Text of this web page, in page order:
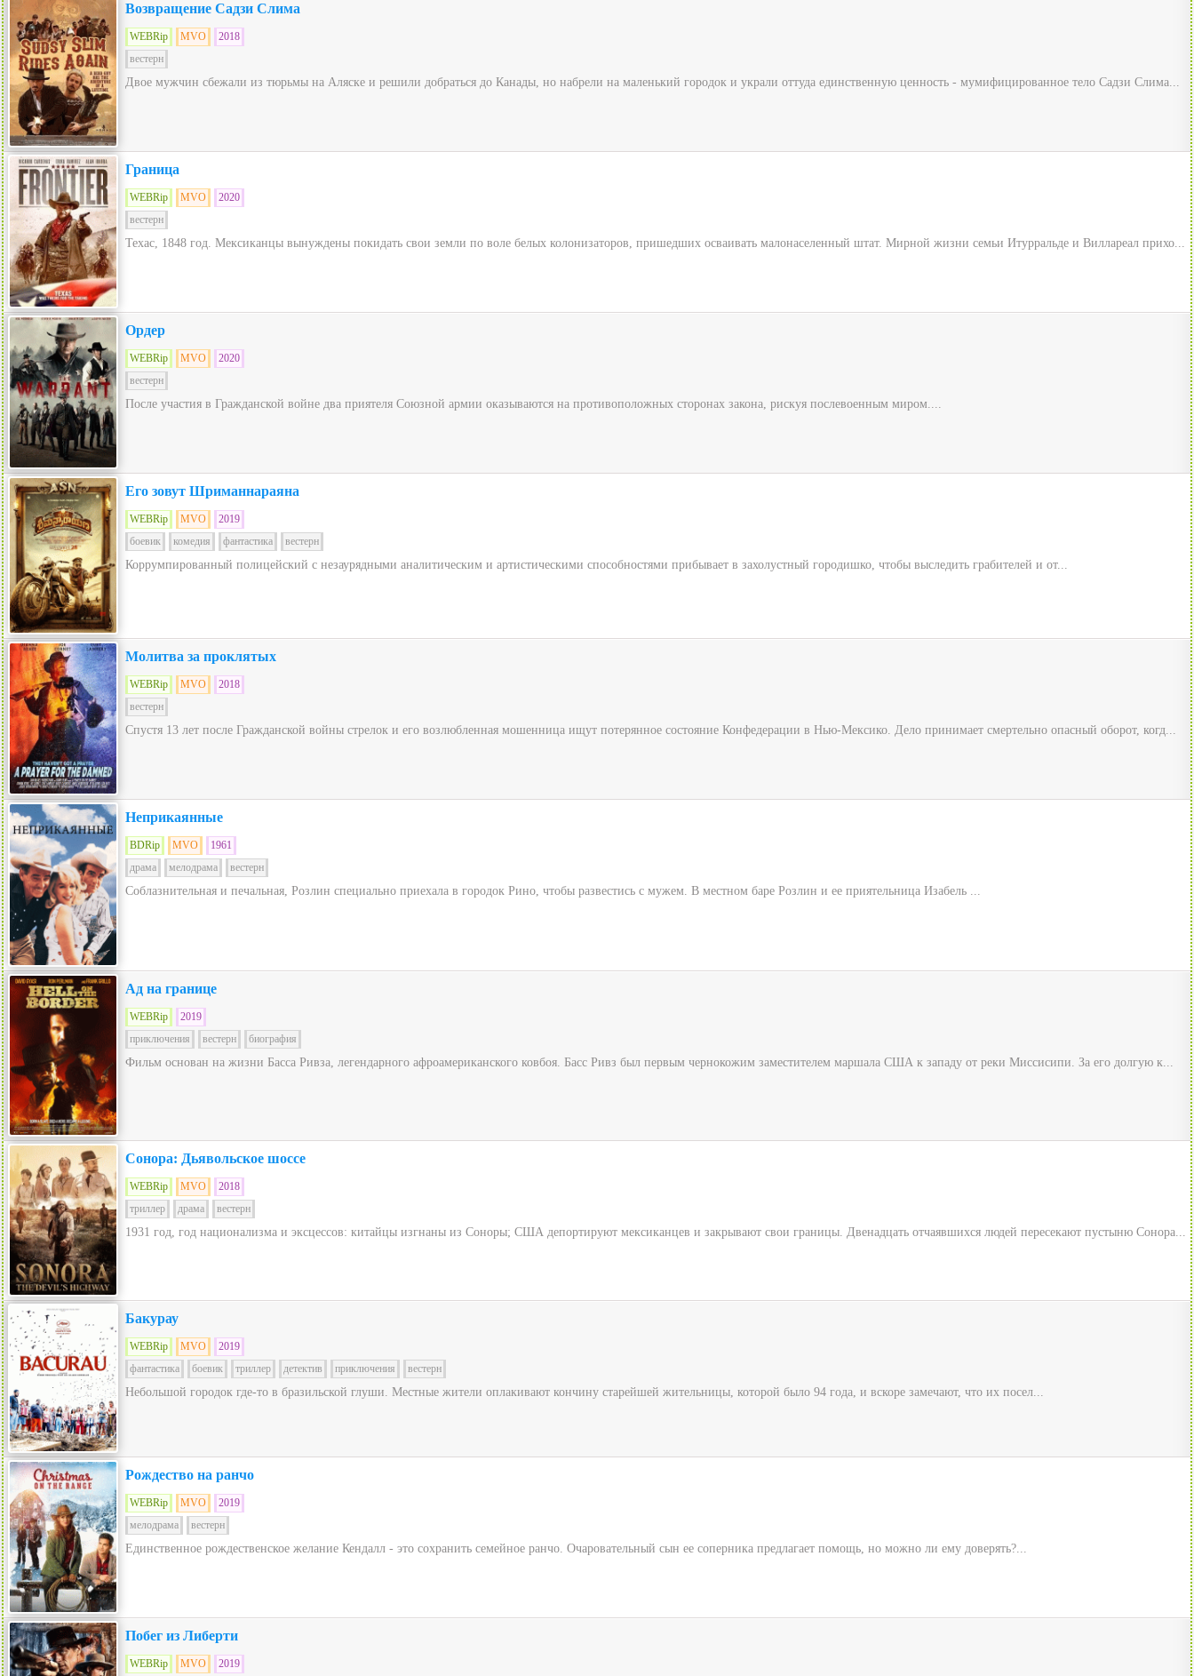
Возвращение Садзи Слима
WEBRip MVO
2018
вестерн
Двое мужчин сбежали из тюрьмы на Аляске и решили добраться до Канады, но набрели на маленький городок и украли оттуда единственную ценность - мумифицированное тело Садзи Слима...
Граница
WEBRip MVO
2020
вестерн
Техас, 1848 год. Мексиканцы вынуждены покидать свои земли по воле белых колонизаторов, пришедших осваивать малонаселенный штат. Мирной жизни семьи Итурральде и Виллареал прихо...
Ордер
WEBRip MVO
2020
вестерн
После участия в Гражданской войне два приятеля Союзной армии оказываются на противоположных сторонах закона, рискуя послевоенным миром....
Его зовут Шриманнараяна
WEBRip MVO
2019
боевик
комедия фантастика вестерн
Коррумпированный полицейский с незаурядными аналитическим и артистическими способностями прибывает в захолустный городишко, чтобы выследить грабителей и от...
Молитва за проклятых
WEBRip MVO
2018
вестерн
Спустя 13 лет после Гражданской войны стрелок и его возлюбленная мошенница ищут потерянное состояние Конфедерации в Нью-Мексико. Дело принимает смертельно опасный оборот, когд...
Неприкаянные
BDRip MVO
1961
драма
мелодрама вестерн
Соблазнительная и печальная, Розлин специально приехала в городок Рино, чтобы развестись с мужем. В местном баре Розлин и ее приятельница Изабель ...
Ад на границе
WEBRip
2019
приключения
вестерн биография
Фильм основан на жизни Басса Ривза, легендарного афроамериканского ковбоя. Басс Ривз был первым чернокожим заместителем маршала США к западу от реки Миссисипи. За его долгую к...
Сонора: Дьявольское шоссе
WEBRip MVO
2018
триллер
драма вестерн
1931 год, год национализма и эксцессов: китайцы изгнаны из Соноры; США депортируют мексиканцев и закрывают свои границы. Двенадцать отчаявшихся людей пересекают пустыню Сонора...
Бакурау
WEBRip MVO
2019
фантастика
боевик триллер детектив приключения вестерн
Небольшой городок где-то в бразильской глуши. Местные жители оплакивают кончину старейшей жительницы, которой было 94 года, и вскоре замечают, что их посел...
Рождество на ранчо
WEBRip MVO
2019
мелодрама
вестерн
Единственное рождественское желание Кендалл - это сохранить семейное ранчо. Очаровательный сын ее соперника предлагает помощь, но можно ли ему доверять?...
Побег из Либерти
WEBRip MVO 2019